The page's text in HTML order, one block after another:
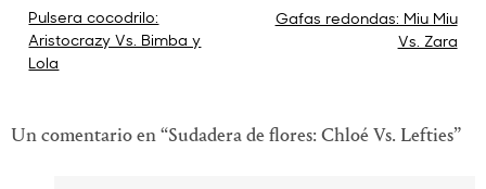
Navegación
de
Pulsera cocodrilo:
Aristocrazy Vs. Bimba y
Lola
Gafas redondas: Miu Miu
Vs. Zara
Un comentario en “Sudadera de flores: Chloé Vs. Lefties”